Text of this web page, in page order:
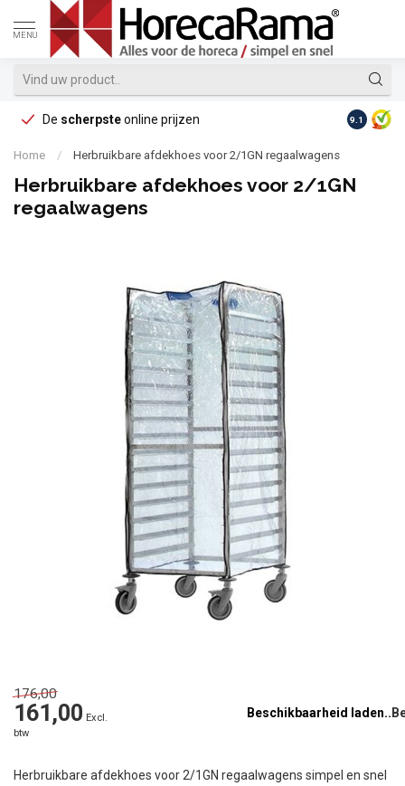
MENU
De scherpsteonline prijzen Op
9.1
Home / Herbruikbare afdekhoes voor 2/1GN regaalwagens
Herbruikbare afdekhoes voor 2/1GN
regaalwagens
176,00
161,00 Excl.
btw
Beschikbaarheid laden..
Herbruikbare afdekhoes voor 2/1GN regaalwagens simpel en snel